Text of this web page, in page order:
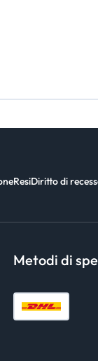
ResiDiritto di
Metodi di